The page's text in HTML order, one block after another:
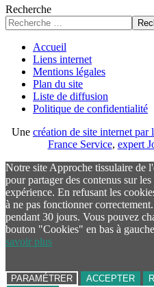
Recherche
Accueil
Liens internet
Mentions légales
Plan du site
Liste de diffusion
Politique de confidentialité
Une création de site internet
France Service, expert
Notre site Approche tissulaire de
pour partager des contenus sur
expérience. En refusant les
à ne pas fonctionner
pendant 30 jours. Vous pouvez
bouton "Cookies" en bas à
savoir plus
PARAMÉTRER ACCEPTER